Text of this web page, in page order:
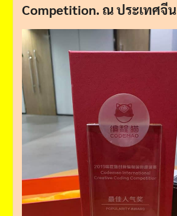
Competition​.​ ณ​ ประเทศจีน